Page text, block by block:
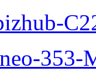
353-